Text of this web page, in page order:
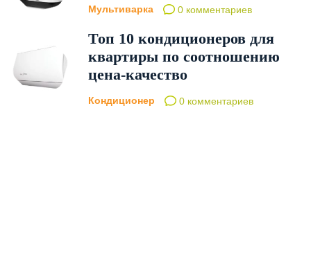
Мультиварка 0 комментариев
Топ 10 кондиционеров для
квартиры по соотношению
цена-качество
Кондиционер 0 комментариев